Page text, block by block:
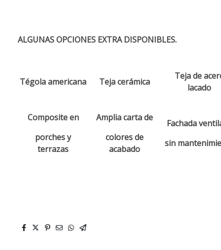
ALGUNAS OPCIONES EXTRA DISPONIBLES.
Tégola americana Teja cerámica
Teja de
lacado
Composite en
porches y
terrazas
Amplia carta de
colores de
acabado
Fachada
sin